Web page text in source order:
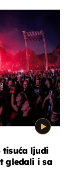
tisuća ljudi
gledali i sa